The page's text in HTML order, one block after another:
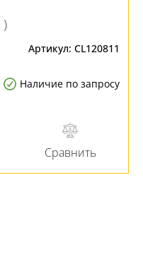
)
Артикул: CL120811
Наличие по запросу